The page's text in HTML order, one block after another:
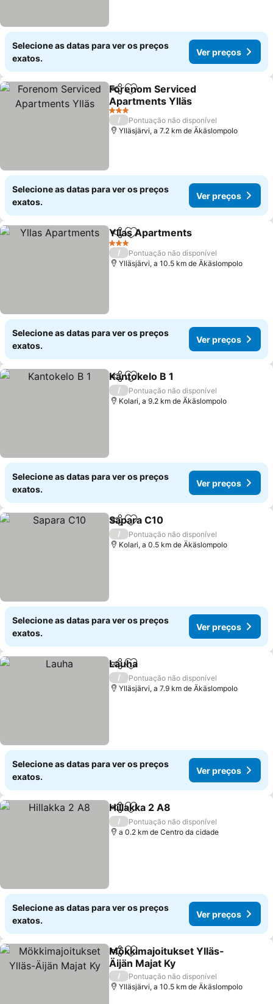
Selecione as datas para ver os preços
exatos.
Ver preços
PartilharAdicionar aos favoritos
Forenom Serviced
Apartments Ylläs
Ver preços
3 Estrelas
/
Pontuação não disponível
Ylläsjärvi, a 7.2 km de Äkäslompolo
Selecione as datas para ver os preços
exatos.
Ver preços
PartilharAdicionar aos favoritos
Yllas Apartments
3 Estrelas
/
Pontuação não disponível
Ylläsjärvi, a 10.5 km de Äkäslompolo
Selecione as datas para ver os preços
exatos.
Ver preços
PartilharAdicionar aos favoritos
Kantokelo B 1
/
Pontuação não disponível
Kolari, a 9.2 km de Äkäslompolo
Selecione as datas para ver os preços
exatos.
Ver preços
PartilharAdicionar aos favoritos
Sapara C10
/
Pontuação não disponível
Kolari, a 0.5 km de Äkäslompolo
Selecione as datas para ver os preços
exatos.
Ver preços
PartilharAdicionar aos favoritos
Lauha
/
Pontuação não disponível
Ylläsjärvi, a 7.9 km de Äkäslompolo
Selecione as datas para ver os preços
exatos.
Ver preços
PartilharAdicionar aos favoritos
Hillakka 2 A8
/
Pontuação não disponível
a 0.2 km de Centro da cidade
Selecione as datas para ver os preços
exatos.
Ver preços
PartilharAdicionar aos favoritos
Mökkimajoitukset Ylläs-
Äijän Majat Ky
Ver preços
/
Pontuação não disponível
Ylläsjärvi, a 10.5 km de Äkäslompolo